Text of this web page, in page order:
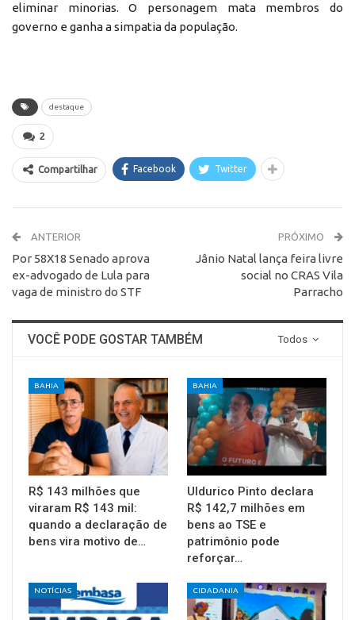
eliminar minorias. O personagem mata membros do
governo e ganha a simpatia da população.
destaque
2
Compartilhar Facebook Twitter
ANTERIOR
Por 58X18 Senado aprova
ex-advogado de Lula para
vaga de ministro do STF
PRÓXIMO
Jânio Natal lança feira livre
social no CRAS Vila
Parracho
Todos
VOCÊ PODE GOSTAR TAMBÉM
BAHIA
R$ 143 milhões que
viraram R$ 143 mil:
quando a declaração de
bens vira motivo de…
BAHIA
Uldurico Pinto declara
R$ 142,7 milhões em
bens ao TSE e
patrimônio pode
reforçar…
NOTÍCIAS CIDADANIA